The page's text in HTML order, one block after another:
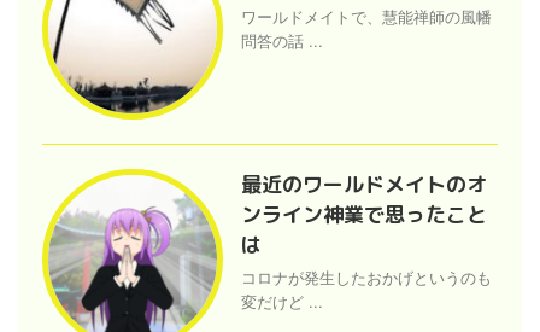
ワールドメイトで、慧能禅師の風幡
問答の話 ...
最近のワールドメイトのオ
ンライン神業で思ったこと
は
コロナが発生したおかげというのも
変だけど ...